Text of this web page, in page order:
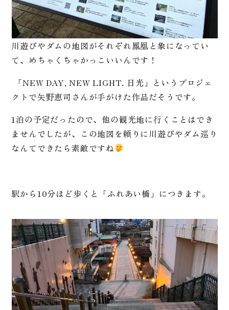
川遊びやダムの地図がそれぞれ鳳凰と象になってい
て、めちゃくちゃかっこいいんです！
「NEW DAY, NEW LIGHT. 日光」というプロジェ
クトで矢野恵司さんが手がけた作品だそうです。
1泊の予定だったので、他の観光地に行くことはでき
ませんでしたが、この地図を頼りに川遊びやダム巡り
なんてできたら素敵ですね
駅から10分ほど歩くと「ふれあい橋」につきます。